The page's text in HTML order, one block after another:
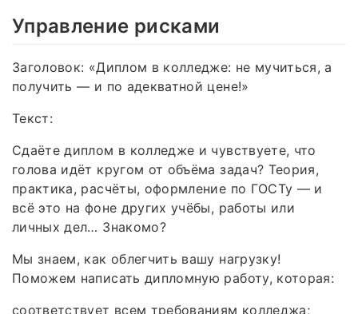
Управление рисками
Заголовок: «Диплом в колледже: не мучиться, а
получить — и по адекватной цене!»
Текст:
Сдаёте диплом в колледже и чувствуете, что
голова идёт кругом от объёма задач? Теория,
практика, расчёты, оформление по ГОСТу — и
всё это на фоне других учёбы, работы или
личных дел… Знакомо?
Мы знаем, как облегчить вашу нагрузку!
Поможем написать дипломную работу, которая:
соответствует всем требованиям колледжа;